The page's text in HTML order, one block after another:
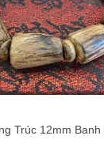
Trúc 12mm